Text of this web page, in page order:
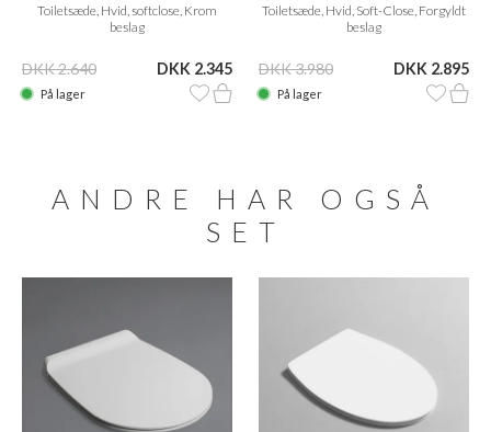
Toiletsæde, Hvid, softclose, Krom
beslag
DKK 2.640 DKK 2.345
På lager
Toiletsæde, Hvid, Soft-Close, Forgyldt
beslag
DKK 3.980 DKK 2.895
På lager
ANDRE HAR OGSÅ
SET